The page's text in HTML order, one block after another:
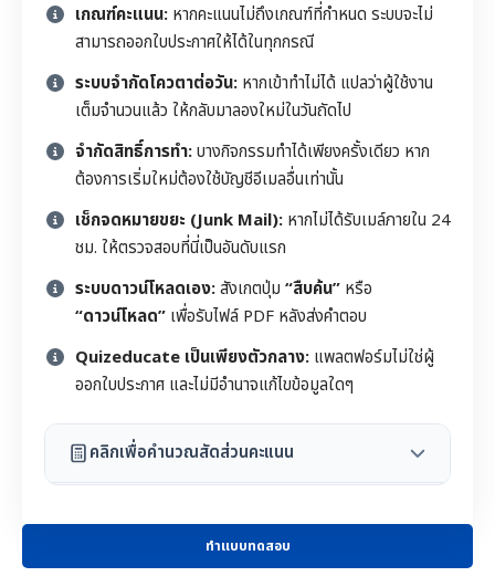
เกณฑ์คะแนน: หากคะแนนไม่ถึงเกณฑ์ที่กำหนด ระบบจะไม่
สามารถออกใบประกาศให้ได้ในทุกกรณี
ระบบจำกัดโควตาต่อวัน: หากเข้าทำไม่ได้ แปลว่าผู้ใช้งาน
เต็มจำนวนแล้ว ให้กลับมาลองใหม่ในวันถัดไป
จำกัดสิทธิ์การทำ:บางกิจกรรมทำได้เพียงครั้งเดียว หาก
ต้องการเริ่มใหม่ต้องใช้บัญชีอีเมลอื่นเท่านั้น
เช็กจดหมายขยะ (Junk Mail): หากไม่ได้รับเมล์ภายใน 24
ชม. ให้ตรวจสอบที่นี่เป็นอันดับแรก
ระบบดาวน์โหลดเอง:สังเกตปุ่ม “สืบค้น” หรือ
“ดาวน์โหลด” เพื่อรับไฟล์ PDF หลังส่งคำตอบ
Quizeducate เป็นเพียงตัวกลาง: แพลตฟอร์มไม่ใช่ผู้
ออกใบประกาศ และไม่มีอำนาจแก้ไขข้อมูลใดๆ
คลิกเพื่อคำนวณสัดส่วนคะแนน
ทำแบบทดสอบ